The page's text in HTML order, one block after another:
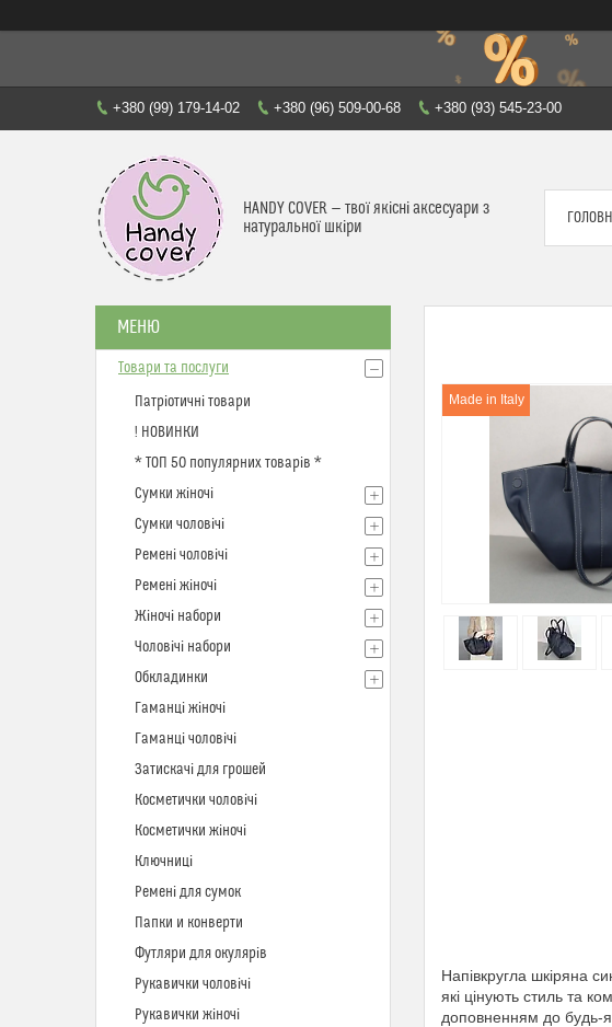
+380 (99) 179-14-02 +380 (96) 509-00-68 +380 (93) 545-23-00
HANDY COVER — твої якісні аксесуари з
натуральної шкіри
Made in Italy
Напівкругла шкіряна
які цінують стиль та
доповненням до будь-
Товари та послуги
Патріотичні товари
! НОВИНКИ
* ТОП 50 популярних товарів *
Сумки жіночі
Сумки чоловічі
Ремені чоловічі
Ремені жіночі
Жіночі набори
Чоловічі набори
Обкладинки
Гаманці жіночі
Гаманці чоловічі
Затискачі для грошей
Косметички чоловічі
Косметички жіночі
Ключниці
Ремені для сумок
Папки и конверти
Футляри для окулярів
Рукавички чоловічі
Рукавички жіночі